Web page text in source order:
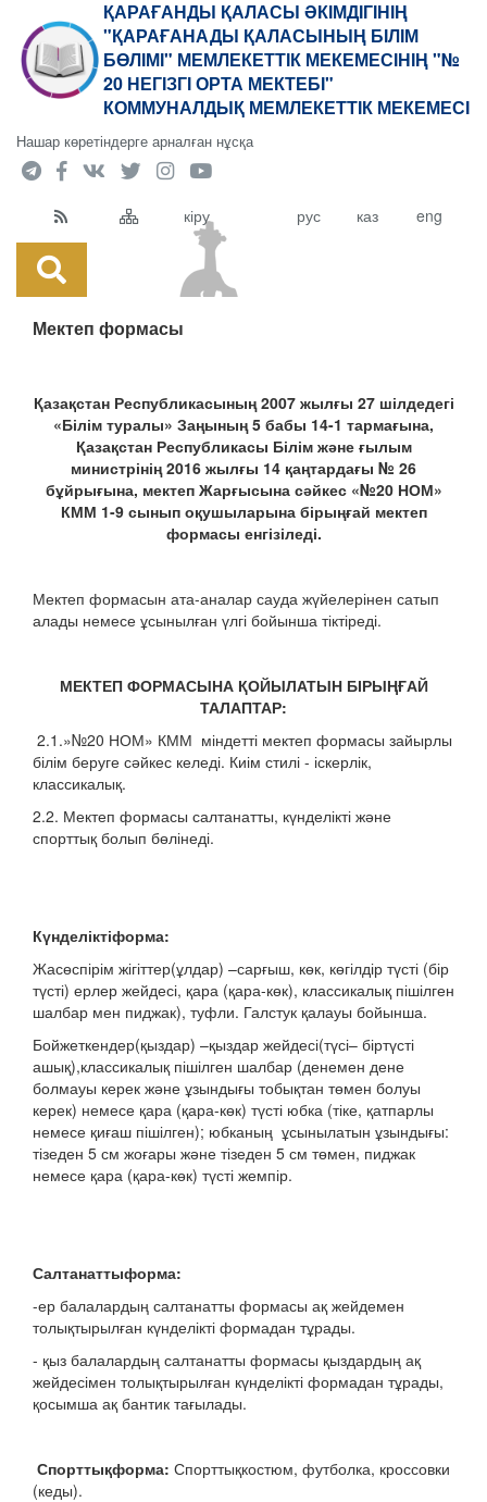
ҚАРАҒАНДЫ ҚАЛАСЫ ӘКІМДІГІНІҢ
"ҚАРАҒАНАДЫ ҚАЛАСЫНЫҢ БІЛІМ
БӨЛІМІ" МЕМЛЕКЕТТІК МЕКЕМЕСІНІҢ "№
20 НЕГІЗГІ ОРТА МЕКТЕБІ"
КОММУНАЛДЫҚ МЕМЛЕКЕТТІК МЕКЕМЕСІ
Нашар көретіндерге арналған нұсқа
кіру рус каз eng
Мектеп формасы
Қазақстан Республикасының 2007 жылғы 27 шілдедегі
«Білім туралы» Заңының 5 бабы 14-1 тармағына,
Қазақстан Республикасы Білім және ғылым
министрінің 2016 жылғы 14 қаңтардағы № 26
бұйрығына, мектеп Жарғысына сәйкес «№20 НОМ»
КММ 1-9 сынып оқушыларына бірыңғай мектеп
формасы енгізіледі.
Мектеп формасын ата-аналар сауда жүйелерінен сатып
алады немесе ұсынылған үлгі бойынша тіктіреді.
МЕКТЕП ФОРМАСЫНА ҚОЙЫЛАТЫН БІРЫҢҒАЙ
ТАЛАПТАР:
2.1.»№20 НОМ» КММ міндетті мектеп формасы зайырлы
білім беруге сәйкес келеді. Киім стилі - іскерлік,
классикалық.
2.2. Мектеп формасы салтанатты, күнделікті және
спорттық болып бөлінеді.
Күнделіктіформа:
Жасөспірім жігіттер(ұлдар) –сарғыш, көк, көгілдір түсті (бір
түсті) ерлер жейдесі, қара (қара-көк), классикалық пішілген
шалбар мен пиджак), туфли. Галстук қалауы бойынша.
Бойжеткендер(қыздар) –қыздар жейдесі(түсі– біртүсті
ашық),классикалық пішілген шалбар (денемен дене
болмауы керек және ұзындығы тобықтан төмен болуы
керек) немесе қара (қара-көк) түсті юбка (тіке, қатпарлы
немесе қиғаш пішілген); юбканың ұсынылатын ұзындығы:
тізеден 5 см жоғары және тізеден 5 см төмен, пиджак
немесе қара (қара-көк) түсті жемпір.
Салтанаттыформа:
-ер балалардың салтанатты формасы ақ жейдемен
толықтырылған күнделікті формадан тұрады.
- қыз балалардың салтанатты формасы қыздардың ақ
жейдесімен толықтырылған күнделікті формадан тұрады,
қосымша ақ бантик тағылады.
Спорттықформа: Спорттықкостюм, футболка, кроссовки
(кеды).